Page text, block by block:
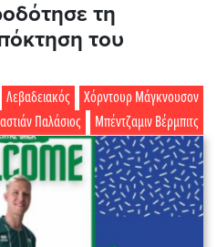
τη
του
Χόρντουρ Μάγκνουσον
Λεβαδειακός
Μπέντζαμιν Βέρμπιτς
Παλάσιος